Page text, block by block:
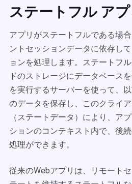
ステートフル ア
アプリがステートフルである場
ントセッションデータに依存し
ョンを処理します。ステートフ
ドのストレージにデータベース
を実行するサーバーを使って、
のデータを保存し、このクライ
（ステートデータ）により、ア
ションのコンテキスト内で、後
処理ができます。
従来のWebアプリは、リモート